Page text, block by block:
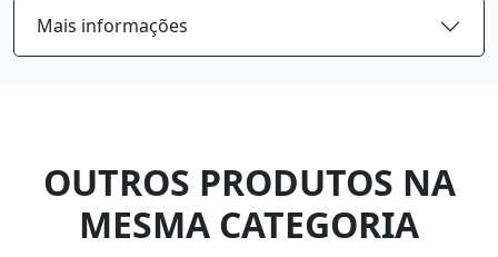
Mais informações
OUTROS PRODUTOS NA
MESMA CATEGORIA